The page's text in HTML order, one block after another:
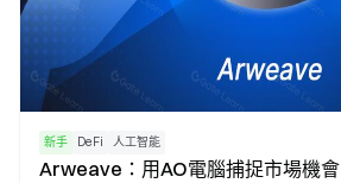
新手 DeFi 人工智能
Arweave：用AO電腦捕捉市場機會